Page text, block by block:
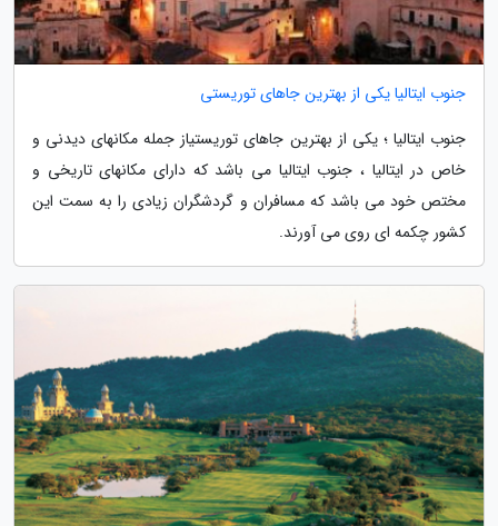
جنوب ایتالیا یکی از بهترین جاهای توریستی
جنوب ایتالیا ؛ یکی از بهترین جاهای توریستیاز جمله مکانهای دیدنی و
خاص در ایتالیا ، جنوب ایتالیا می باشد که دارای مکانهای تاریخی و
مختص خود می باشد که مسافران و گردشگران زیادی را به سمت این
کشور چکمه ای روی می آورند.